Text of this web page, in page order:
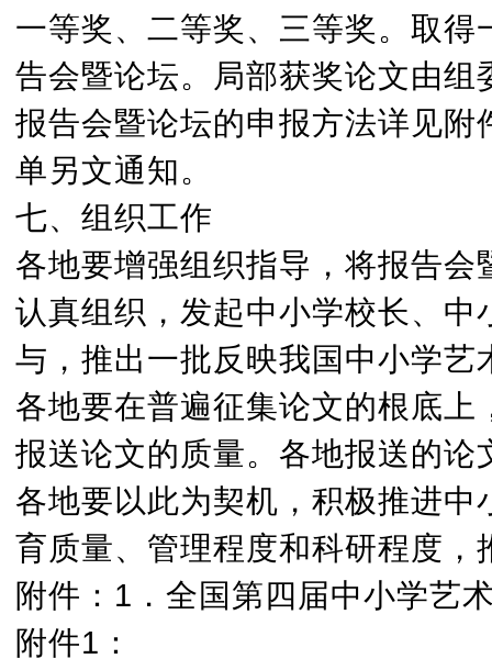
一等奖、二等奖、三等奖。取
告会暨论坛。局部获奖论文由组
报告会暨论坛的申报方法详见
单另文通知。
七、组织工作
各地要增强组织指导，将报告
认真组织，发起中小学校长、
与，推出一批反映我国中小学
各地要在普遍征集论文的根底
报送论文的质量。各地报送的
各地要以此为契机，积极推进
育质量、管理程度和科研程度
附件：1．全国第四届中小学艺
附件1：